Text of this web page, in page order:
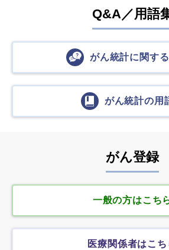
Q&A／用語
がん統計に関す
がん統計の用
がん登録
一般の方はこち
医療関係者はこち